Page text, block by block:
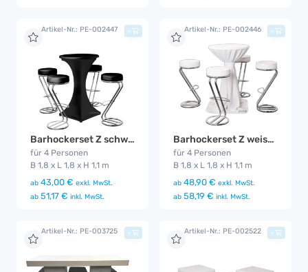
Artikel-Nr.: PE-002447
Barhockerset Z schwarz/stretch
für 4 Personen
B 1,8 x L 1,8 x H 1,1 m
ab 43,00 € exkl. MwSt.
ab 51,17 € inkl. MwSt.
+ Artikel-Nr.: PE-002446
Barhockerset Z weiss/wurf
für 4 Personen
B 1,8 x L 1,8 x H 1,1 m
ab 48,90 € exkl. MwSt.
ab 58,19 € inkl. MwSt.
+
Artikel-Nr.: PE-003725 + Artikel-Nr.: PE-002522 +